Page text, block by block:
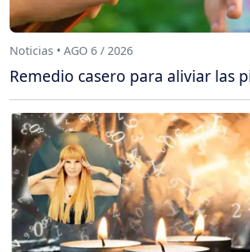
Noticias • AGO 6 / 2026
Remedio casero para aliviar las